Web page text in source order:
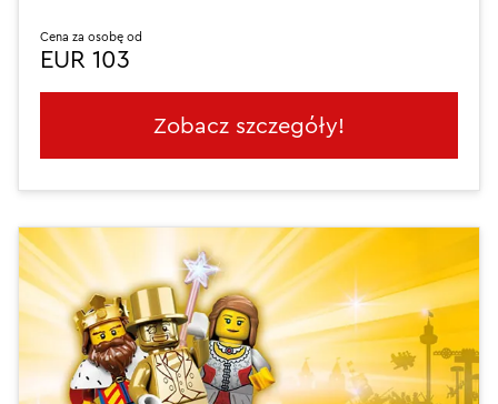
Cena za osobę od
EUR 103
Zobacz szczegóły!